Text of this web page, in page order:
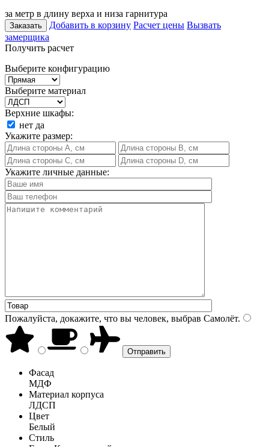
за метр в длину верха и низа гарнитура
Заказать Добавить в корзину Расчет цены Вызвать
замерщика
Получить расчет
Выберите конфигурацию
Выберите материал
Верхние шкафы:
нет да
Укажите размер:
Укажите личные данные:
Пожалуйста, докажите, что вы человек, выбрав Самолёт.
Фасад
МДФ
Материал корпуса
ЛДСП
Цвет
Белый
Стиль